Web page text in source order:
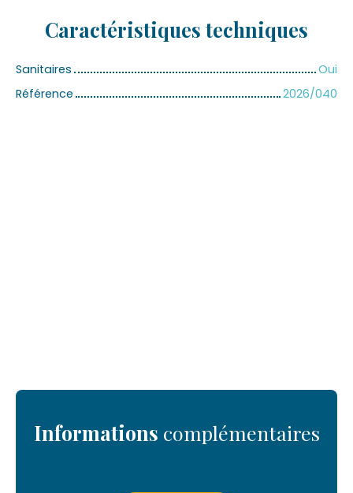
Caractéristiques techniques
Sanitaires
Oui
Référence
2026/040
Informations complémentaires